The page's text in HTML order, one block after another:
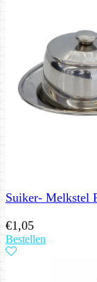
Suiker- Melkstel
€1,05
Bestellen